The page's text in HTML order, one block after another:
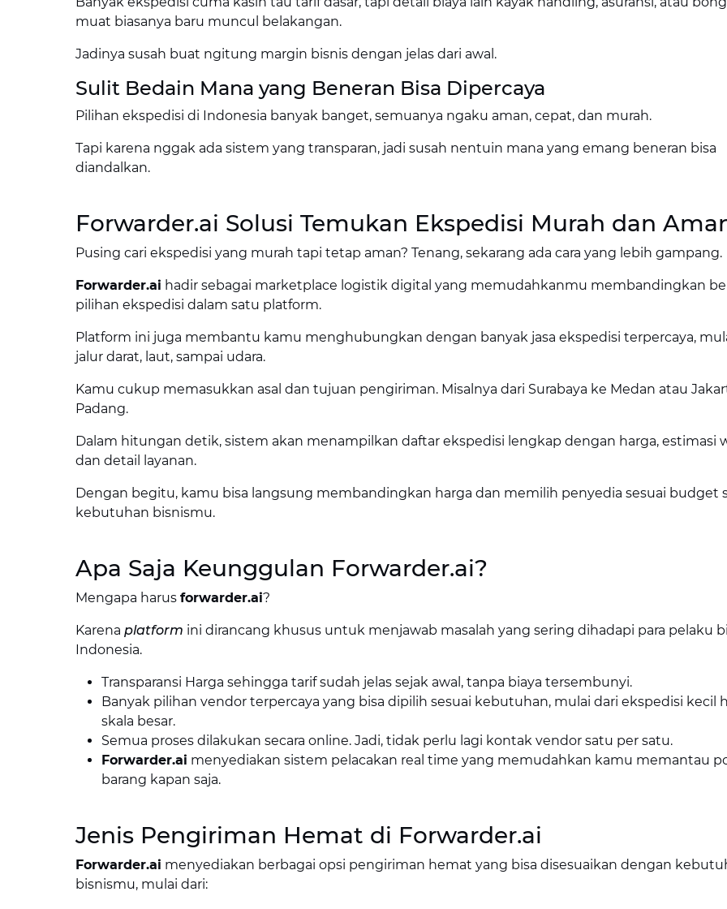
muat biasanya baru muncul belakangan.
Jadinya susah buat ngitung margin bisnis dengan jelas dari awal.
Sulit Bedain Mana yang Beneran Bisa Dipercaya
Pilihan ekspedisi di Indonesia banyak banget, semuanya ngaku aman, cepat, dan murah.
Tapi karena nggak ada sistem yang transparan, jadi susah nentuin mana yang emang beneran bisa
diandalkan.
Forwarder.ai Solusi Temukan Ekspedisi Murah dan
Pusing cari ekspedisi yang murah tapi tetap aman? Tenang, sekarang ada cara yang lebih gampang.
Forwarder.ai hadir sebagai marketplace logistik digital yang memudahkanmu membandingkan
pilihan ekspedisi dalam satu platform.
Platform ini juga membantu kamu menghubungkan dengan banyak jasa ekspedisi terpercaya,
jalur darat, laut, sampai udara.
Kamu cukup memasukkan asal dan tujuan pengiriman. Misalnya dari Surabaya ke Medan atau
Padang.
Dalam hitungan detik, sistem akan menampilkan daftar ekspedisi lengkap dengan harga, estimasi
dan detail layanan.
Dengan begitu, kamu bisa langsung membandingkan harga dan memilih penyedia sesuai budget
kebutuhan bisnismu.
Apa Saja Keunggulan Forwarder.ai?
Mengapa harus forwarder.ai?
Karena platform ini dirancang khusus untuk menjawab masalah yang sering dihadapi para pelaku
Indonesia.
Transparansi Harga sehingga tarif sudah jelas sejak awal, tanpa biaya tersembunyi.
Banyak pilihan vendor terpercaya yang bisa dipilih sesuai kebutuhan, mulai dari ekspedisi kecil
skala besar.
Semua proses dilakukan secara online. Jadi, tidak perlu lagi kontak vendor satu per satu.
Forwarder.ai menyediakan sistem pelacakan real time yang memudahkan kamu memantau
barang kapan saja.
Jenis Pengiriman Hemat di Forwarder.ai
Forwarder.ai menyediakan berbagai opsi pengiriman hemat yang bisa disesuaikan dengan
bisnismu, mulai dari: